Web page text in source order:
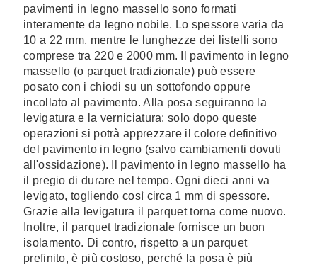
pavimenti in legno massello sono formati
interamente da legno nobile. Lo spessore varia da
10 a 22 mm, mentre le lunghezze dei listelli sono
comprese tra 220 e 2000 mm. Il pavimento in legno
massello (o parquet tradizionale) può essere
posato con i chiodi su un sottofondo oppure
incollato al pavimento. Alla posa seguiranno la
levigatura e la verniciatura: solo dopo queste
operazioni si potrà apprezzare il colore definitivo
del pavimento in legno (salvo cambiamenti dovuti
all'ossidazione). Il pavimento in legno massello ha
il pregio di durare nel tempo. Ogni dieci anni va
levigato, togliendo così circa 1 mm di spessore.
Grazie alla levigatura il parquet torna come nuovo.
Inoltre, il parquet tradizionale fornisce un buon
isolamento. Di contro, rispetto a un parquet
prefinito, è più costoso, perché la posa è più